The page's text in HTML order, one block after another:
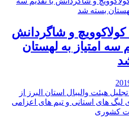
کولاکوویچ و شاگردانش
سه امتیاز به لهستان